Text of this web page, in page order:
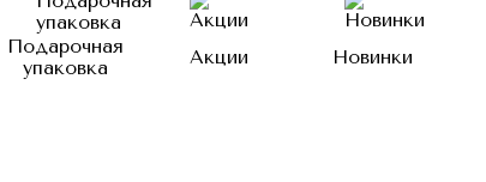
Подарочная
упаковка
Акции Новинки